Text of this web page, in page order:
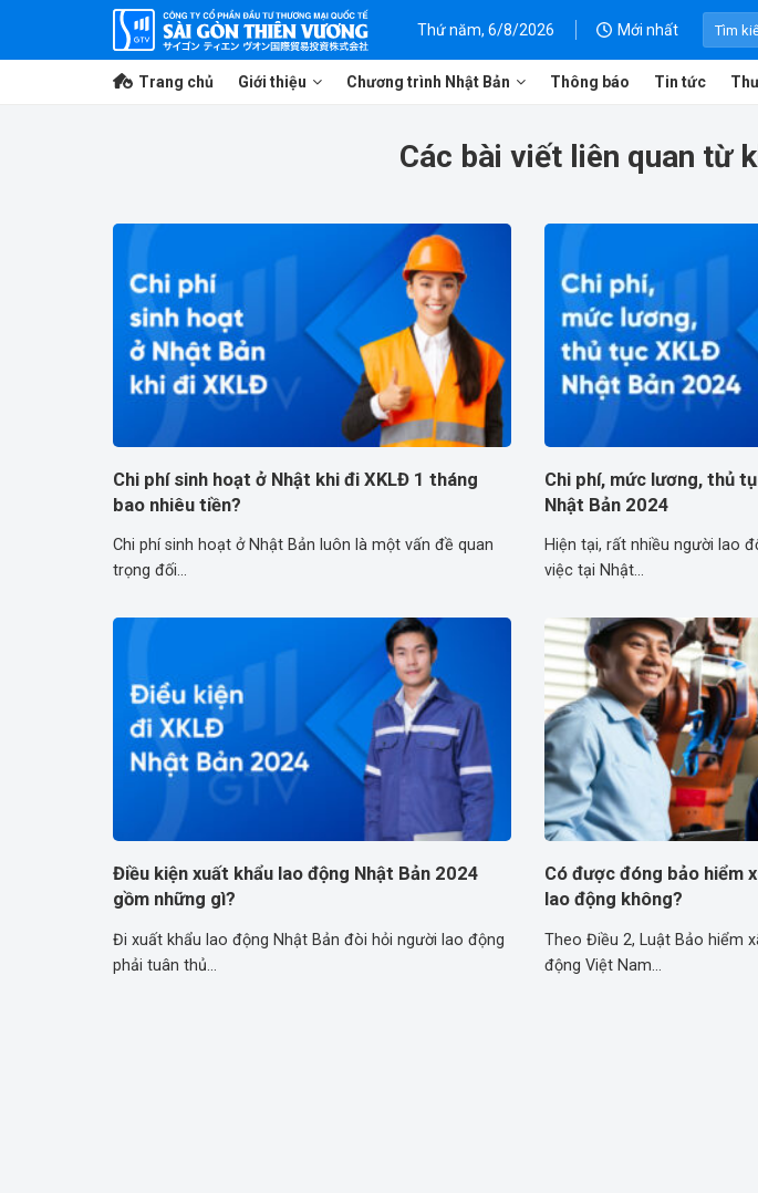
Thứ năm, 6/8/2026 Mới nhất
Trang chủ Giới thiệu Chương trình Nhật Bản Thông báo Tin tức
Các bài viết liên quan từ
Chi phí sinh hoạt ở Nhật khi đi XKLĐ 1 tháng
bao nhiêu tiền?
Chi phí sinh hoạt ở Nhật Bản luôn là một vấn đề quan
trọng đối...
Chi phí, mức lương, thủ
Nhật Bản 2024
Hiện tại, rất nhiều người lao
việc tại Nhật...
Điều kiện xuất khẩu lao động Nhật Bản 2024
gồm những gì?
Đi xuất khẩu lao động Nhật Bản đòi hỏi người lao động
phải tuân thủ...
Có được đóng bảo hiểm
lao động không?
Theo Điều 2, Luật Bảo hiểm
động Việt Nam...